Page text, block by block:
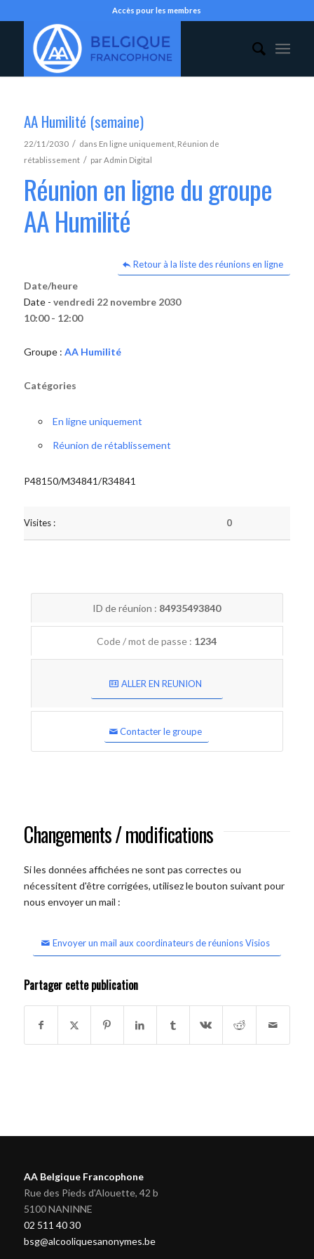
Accès pour les membres
AA Humilité (semaine)
22/11/2030 / dans En ligne uniquement, Réunion de
rétablissement / parAdmin Digital
Réunion en ligne du groupe
AA Humilité
Retour à la liste des réunions en ligne
Date/heure
Date - vendredi 22 novembre 2030
10:00 - 12:00
Groupe : AA Humilité
Catégories
En ligne uniquement
Réunion de rétablissement
P48150/M34841/R34841
Visites : 0
ID de réunion : 84935493840
Code / mot de passe : 1234
ALLER EN REUNION
Contacter le groupe
Changements / modifications
Si les données affichées ne sont pas correctes ou
nécessitent d'être corrigées, utilisez le bouton suivant pour
nous envoyer un mail :
Envoyer un mail aux coordinateurs de réunions Visios
Partager cette publication
AA Belgique Francophone
Rue des Pieds d'Alouette, 42 b
5100 NANINNE
02 511 40 30
bsg@alcooliquesanonymes.be